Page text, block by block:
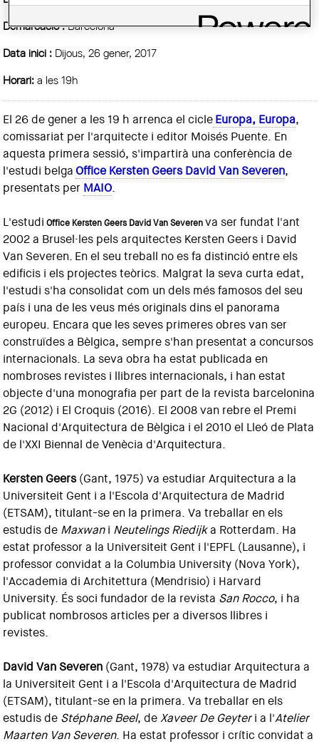
Demarcació :Barcelona
Data inici : Dijous, 26 gener, 2017
Horari:a les 19h
El 26 de gener a les 19 h arrenca el cicleEuropa, Europa,
comissariat per l'arquitecte i editor Moisés Puente. En
aquesta primera sessió, s'impartirà una conferència de
l'estudi belga Office Kersten Geers David Van Severen,
presentats per MAIO.
L'estudiOffice Kersten Geers David Van Severenva ser fundat l'ant
2002 a Brusel·les pels arquitectes Kersten Geers i David
Van Severen. En el seu treball no es fa distinció entre els
edificis i els projectes teòrics. Malgrat la seva curta edat,
l'estudi s'ha consolidat com un dels més famosos del seu
país i una de les veus més originals dins el panorama
europeu. Encara que les seves primeres obres van ser
construïdes a Bèlgica, sempre s'han presentat a concursos
internacionals. La seva obra ha estat publicada en
nombroses revistes i llibres internacionals, i han estat
objecte d'una monografia per part de la revista barcelonina
2G (2012) i El Croquis (2016). El 2008 van rebre el Premi
Nacional d'Arquitectura de Bèlgica i el 2010 el Lleó de Plata
de l'XXI Biennal de Venècia d'Arquitectura.
Kersten Geers(Gant, 1975) va estudiar Arquitectura a la
Universiteit Gent i a l'Escola d'Arquitectura de Madrid
(ETSAM), titulant-se en la primera. Va treballar en els
estudis de Maxwani Neutelings Riedijka Rotterdam. Ha
estat professor a la Universiteit Gent i l'EPFL (Lausanne), i
professor convidat a la Columbia University (Nova York),
l'Accademia di Architettura (Mendrisio) i Harvard
University. És soci fundador de la revista San Rocco, i ha
publicat nombrosos articles per a diversos llibres i
revistes.
David Van Severen (Gant, 1978) va estudiar Arquitectura a
la Universiteit Gent i a l'Escola d'Arquitectura de Madrid
(ETSAM), titulant-se en la primera. Va treballar en els
estudis de Stéphane Beel, deXaveer De Geyteri a l'Atelier
Maarten Van Severen. Ha estat professor i crític convidat a